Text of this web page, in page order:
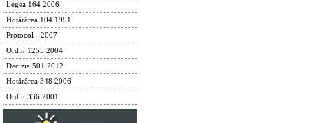
Legea 164 2006
Hotărârea 104 1991
Protocol - 2007
Ordin 1255 2004
Decizia 501 2012
Hotărârea 348 2006
Ordin 336 2001